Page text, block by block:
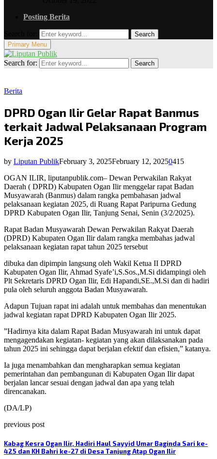
Posting Berita
Search
Primary Menu
Search for: Search
Berita
DPRD Ogan Ilir Gelar Rapat Banmus
terkait Jadwal Pelaksanaan Program
Kerja 2025
by Liputan PublikFebruary 3, 2025February 12, 20250415
OGAN ILIR, liputanpublik.com– Dewan Perwakilan Rakyat
Daerah ( DPRD) Kabupaten Ogan Ilir menggelar rapat Badan
Musyawarah (Banmus) dalam rangka pembahasan jadwal
pelaksanaan kegiatan 2025, di Ruang Rapat Paripurna Gedung
DPRD Kabupaten Ogan Ilir, Tanjung Senai, Senin (3/2/2025).
Rapat Badan Musyawarah Dewan Perwakilan Rakyat Daerah
(DPRD) Kabupaten Ogan Ilir dalam rangka membahas jadwal
pelaksanaan kegiatan rapat tahun 2025 tersebut
dibuka dan dipimpin langsung oleh Wakil Ketua II DPRD
Kabupaten Ogan Ilir, Ahmad Syafe’i,S.Sos.,M.Si didampingi oleh
Plt Sekretaris DPRD Ogan Ilir, Edi Hapandi,SE.,M.Si dan di hadiri
pula oleh seluruh anggota Badan Musyawarah.
Adapun Tujuan rapat ini adalah untuk membahas dan menentukan
jadwal kegiatan rapat DPRD Kabupaten Ogan Ilir 2025.
”Hadirnya kita dalam Rapat Badan Musyawarah ini untuk dapat
mengagendakan kegiatan- kegiatan yang akan dilaksanakan pada
tahun 2025 ini sehingga dapat berjalan efektif dan efisien,” katanya.
Ia juga menambahkan dan mengharapkan semua kegiatan
pemerintahan dan pembangunan di Kabupaten Ogan Ilir dapat
berjalan lancar sesuai dengan jadwal dan apa yang telah
direncanakan.
(DA/LP)
previous post
Kabag Kesra Ogan Ilir, Hadiri Haul Sayyid Umar Baginda Sari ke-
425 dan KH Bahri ke-27 di Desa Tanjung Atap Ogan Ilir